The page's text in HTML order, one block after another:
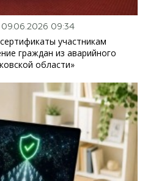
09.06.2026 09:34
участникам
граждан из аварийного
области»